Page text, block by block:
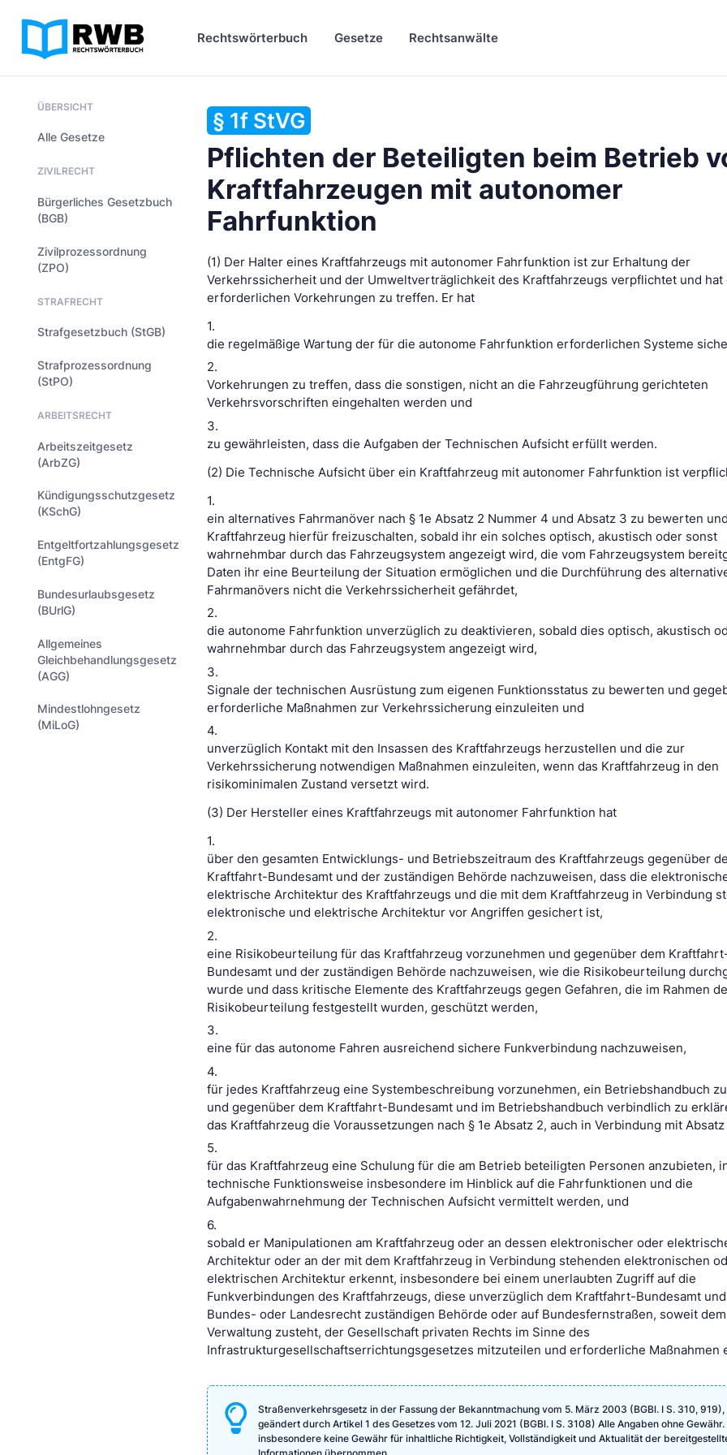
Rechtswörterbuch Gesetze Rechtsanwälte
ÜBERSICHT
Alle Gesetze
ZIVILRECHT
Bürgerliches Gesetzbuch
(BGB)
Zivilprozessordnung
(ZPO)
STRAFRECHT
Strafgesetzbuch (StGB)
Strafprozessordnung
(StPO)
ARBEITSRECHT
Arbeitszeitgesetz
(ArbZG)
Kündigungsschutzgesetz
(KSchG)
Entgeltfortzahlungsgesetz
(EntgFG)
Bundesurlaubsgesetz
(BUrlG)
Allgemeines
Gleichbehandlungsgesetz
(AGG)
Mindestlohngesetz
(MiLoG)
§ 1f StVG
Pflichten der Beteiligten beim Betrieb
Kraftfahrzeugen mit autonomer
Fahrfunktion
(1) Der Halter eines Kraftfahrzeugs mit autonomer Fahrfunktion ist zur Erhaltung der
Verkehrssicherheit und der Umweltverträglichkeit des Kraftfahrzeugs verpflichtet und
erforderlichen Vorkehrungen zu treffen. Er hat
1.
die regelmäßige Wartung der für die autonome Fahrfunktion erforderlichen Systeme
2.
Vorkehrungen zu treffen, dass die sonstigen, nicht an die Fahrzeugführung gerichteten
Verkehrsvorschriften eingehalten werden und
3.
zu gewährleisten, dass die Aufgaben der Technischen Aufsicht erfüllt werden.
(2) Die Technische Aufsicht über ein Kraftfahrzeug mit autonomer Fahrfunktion ist
1.
ein alternatives Fahrmanöver nach § 1e Absatz 2 Nummer 4 und Absatz 3 zu bewerten
Kraftfahrzeug hierfür freizuschalten, sobald ihr ein solches optisch, akustisch oder sonst
wahrnehmbar durch das Fahrzeugsystem angezeigt wird, die vom Fahrzeugsystem
Daten ihr eine Beurteilung der Situation ermöglichen und die Durchführung des
Fahrmanövers nicht die Verkehrssicherheit gefährdet,
2.
die autonome Fahrfunktion unverzüglich zu deaktivieren, sobald dies optisch, akustisch
wahrnehmbar durch das Fahrzeugsystem angezeigt wird,
3.
Signale der technischen Ausrüstung zum eigenen Funktionsstatus zu bewerten und
erforderliche Maßnahmen zur Verkehrssicherung einzuleiten und
4.
unverzüglich Kontakt mit den Insassen des Kraftfahrzeugs herzustellen und die zur
Verkehrssicherung notwendigen Maßnahmen einzuleiten, wenn das Kraftfahrzeug in den
risikominimalen Zustand versetzt wird.
(3) Der Hersteller eines Kraftfahrzeugs mit autonomer Fahrfunktion hat
1.
über den gesamten Entwicklungs- und Betriebszeitraum des Kraftfahrzeugs gegenüber
Kraftfahrt-Bundesamt und der zuständigen Behörde nachzuweisen, dass die
elektrische Architektur des Kraftfahrzeugs und die mit dem Kraftfahrzeug in Verbindung
elektronische und elektrische Architektur vor Angriffen gesichert ist,
2.
eine Risikobeurteilung für das Kraftfahrzeug vorzunehmen und gegenüber dem
Bundesamt und der zuständigen Behörde nachzuweisen, wie die Risikobeurteilung
wurde und dass kritische Elemente des Kraftfahrzeugs gegen Gefahren, die im Rahmen
Risikobeurteilung festgestellt wurden, geschützt werden,
3.
eine für das autonome Fahren ausreichend sichere Funkverbindung nachzuweisen,
4.
für jedes Kraftfahrzeug eine Systembeschreibung vorzunehmen, ein Betriebshandbuch
und gegenüber dem Kraftfahrt-Bundesamt und im Betriebshandbuch verbindlich zu
das Kraftfahrzeug die Voraussetzungen nach § 1e Absatz 2, auch in Verbindung mit
5.
für das Kraftfahrzeug eine Schulung für die am Betrieb beteiligten Personen anzubieten,
technische Funktionsweise insbesondere im Hinblick auf die Fahrfunktionen und die
Aufgabenwahrnehmung der Technischen Aufsicht vermittelt werden, und
6.
sobald er Manipulationen am Kraftfahrzeug oder an dessen elektronischer oder
Architektur oder an der mit dem Kraftfahrzeug in Verbindung stehenden elektronischen
elektrischen Architektur erkennt, insbesondere bei einem unerlaubten Zugriff auf die
Funkverbindungen des Kraftfahrzeugs, diese unverzüglich dem Kraftfahrt-Bundesamt
Bundes- oder Landesrecht zuständigen Behörde oder auf Bundesfernstraßen, soweit
Verwaltung zusteht, der Gesellschaft privaten Rechts im Sinne des
Infrastrukturgesellschaftserrichtungsgesetzes mitzuteilen und erforderliche Maßnahmen
Straßenverkehrsgesetz in der Fassung der Bekanntmachung vom 5. März 2003 (BGBl. I S. 310,
geändert durch Artikel 1 des Gesetzes vom 12. Juli 2021 (BGBl. I S. 3108) Alle Angaben ohne Gewähr.
insbesondere keine Gewähr für inhaltliche Richtigkeit, Vollständigkeit und Aktualität der